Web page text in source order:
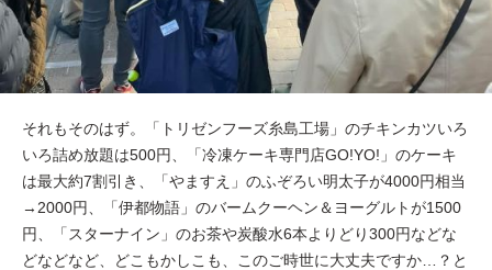
それもそのはず。「トリゼンフーズ糸島工場」のチキンカツいろ
いろ詰め放題は500円、「冷凍ケーキ専門店GO!YO!」のケーキ
は最大約7割引き、「やますえ」のふぞろい明太子が4000円相当
→2000円、「伊都物語」のバームクーヘン＆ヨーグルトが1500
円、「スターナイン」のお茶や炭酸水6本よりどり300円などな
どなどなど、どこもかしこも、このご時世に大丈夫ですか…？と